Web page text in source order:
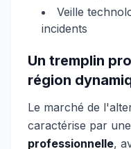
Veille
incidents
Un tremplin
région
Le marché de
caractérise par une
professionnelle,